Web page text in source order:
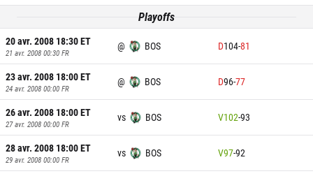
Playoffs
20 avr. 2008 18:30ET
21 avr. 2008 00:30 FR
@ BOS D104-81
23 avr. 2008 18:00ET
24 avr. 2008 00:00 FR
@ BOS D96-77
26 avr. 2008 18:00ET
27 avr. 2008 00:00 FR
vs BOS V102-93
28 avr. 2008 18:00ET
29 avr. 2008 00:00 FR
vs BOS V97-92